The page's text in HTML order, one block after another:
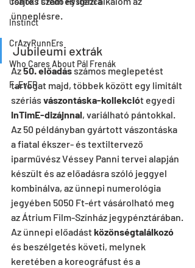
Instinct
CrAzyRunnErs
Who Cares About Pál Frenák
F_EvER
ünneplésre.
Jubileumi extrák
Az 50. előadás számos meglepetést
tartogat majd, többek között egy limitált
szériás vászontáska-kollekciót egyedi
InTimE-dizájnnal, variálható pántokkal.
Az 50 példányban gyártott vászontáska
a fiatal ékszer- és textiltervező
iparművész Véssey Panni tervei alapján
készült és az előadásra szóló jeggyel
kombinálva, az ünnepi numerológia
jegyében 5050 Ft-ért vásárolható meg
az Átrium Film-Színház jegypénztárában.
Az ünnepi előadást közönségtalálkozó
és beszélgetés követi, melynek
keretében a koreográfust és a